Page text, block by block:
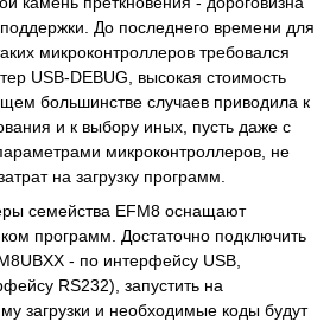
До последнего времени для
микроконтроллеров требовался
USB-DEBUG, высокая стоимость
большинстве случаев приводила к
и к выбору иных, пусть даже с
микроконтроллеров, не
на загрузку программ.
семейства EFM8 оснащают
программ. Достаточно подключить
- по интерфейсу USB,
RS232), запустить на
загрузки и необходимые коды будут